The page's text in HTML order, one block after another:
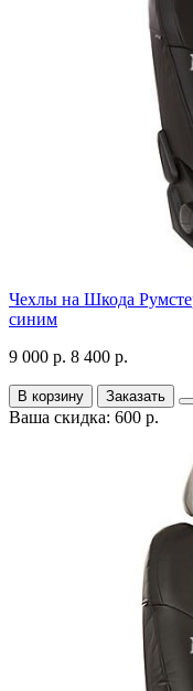
Чехлы на Шкода
синим
9 000 р. 8 400 р.
В корзину Заказать
Ваша скидка: 600 р.